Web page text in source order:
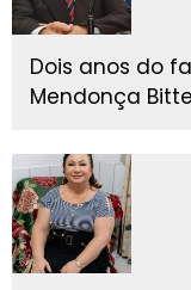
Dois anos do
Mendonça